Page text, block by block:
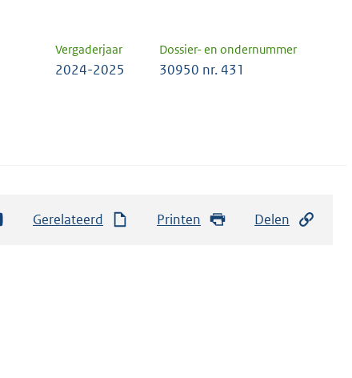
Vergaderjaar Dossier- en ondernummer
2024-2025 30950 nr. 431
Gerelateerd Printen Delen